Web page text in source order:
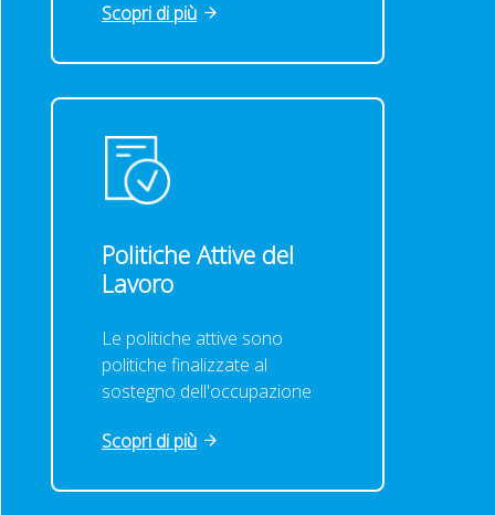
Scopri di più
Politiche Attive del
Lavoro
Le politiche attive sono
politiche finalizzate al
sostegno dell'occupazione
Scopri di più